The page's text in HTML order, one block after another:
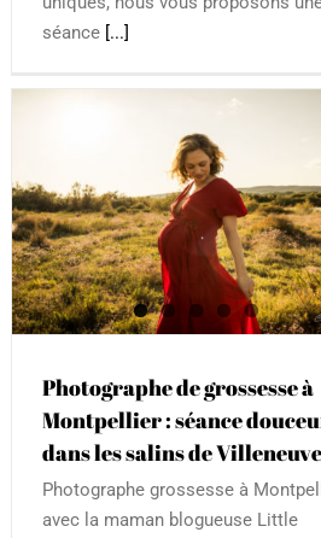
séance [...]
Montpellier : le clair-
Famille Grossesse
Photographe de grossesse à
Montpellier : séance
dans les salins de Villeneuve
Photographe grossesse à
avec la maman blogueuse Little